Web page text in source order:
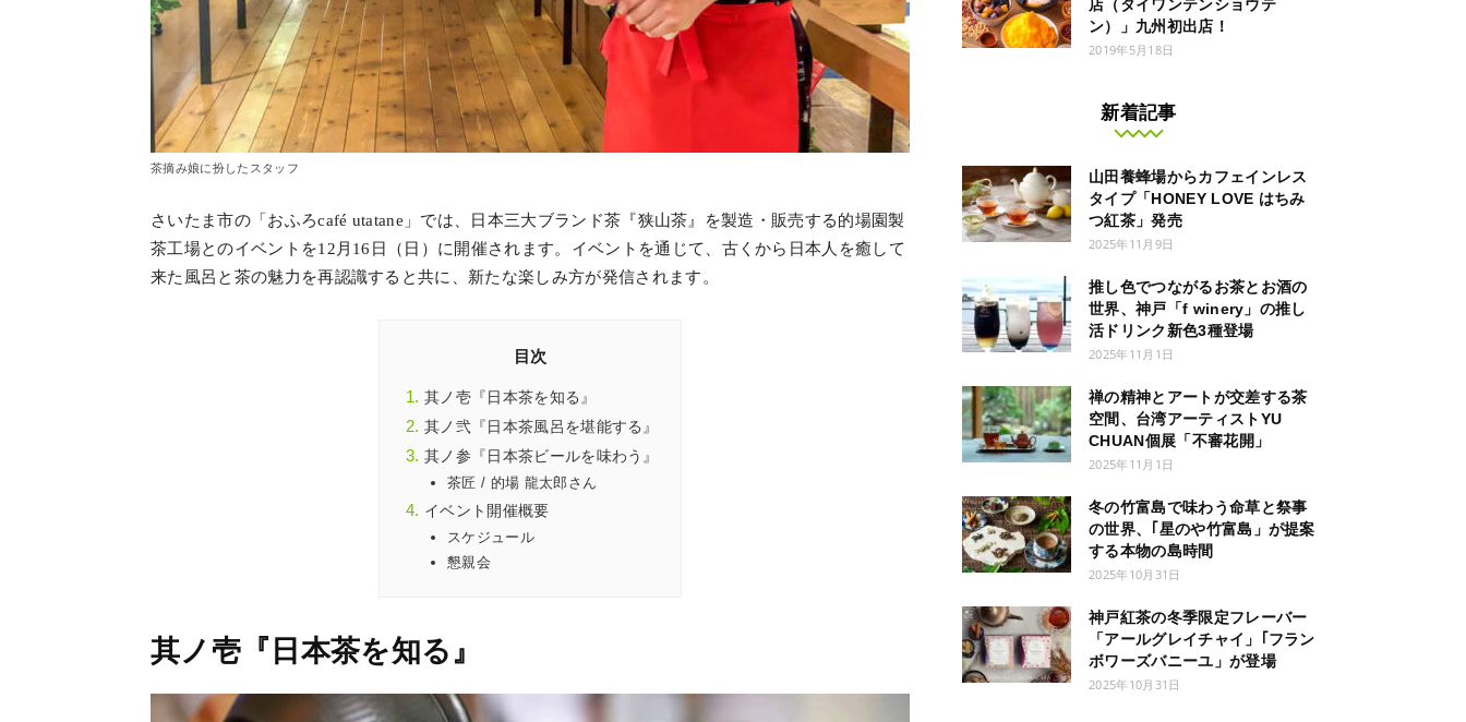
茶摘み娘に扮したスタッフ
さいたま市の「おふろcafé utatane」では、日本三大ブランド茶『狭山茶』を製造・販売する的場園製
茶工場とのイベントを12月16日（日）に開催されます。イベントを通じて、古くから日本人を癒して
来た風呂と茶の魅力を再認識すると共に、新たな楽しみ方が発信されます。
目次
其ノ壱『日本茶を知る』
其ノ弐『日本茶風呂を堪能する』
其ノ参『日本茶ビールを味わう』
茶匠 / 的場 龍太郎さん
イベント開催概要
スケジュール
懇親会
其ノ壱『日本茶を知る』
店（タイワンテンショウテ
ン）」九州初出店！
2019年5月18日
新着記事
山田養蜂場からカフェインレス
タイプ「HONEY LOVE はちみ
つ紅茶」発売
2025年11月9日
推し色でつながるお茶とお酒の
世界、神戸「f winery」の推し
活ドリンク新色3種登場
2025年11月1日
禅の精神とアートが交差する茶
空間、台湾アーティストYU
CHUAN個展「不審花開」
2025年11月1日
冬の竹富島で味わう命草と祭事
の世界、｢星のや竹富島」が提案
する本物の島時間
2025年10月31日
神戸紅茶の冬季限定フレーバー
「アールグレイチャイ」｢フラン
ボワーズバニーユ」が登場
2025年10月31日